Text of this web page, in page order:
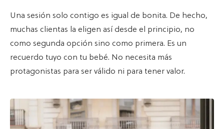
Una sesión solo contigo es igual de bonita. De hecho,
muchas clientas la eligen así desde el principio, no
como segunda opción sino como primera. Es un
recuerdo tuyo con tu bebé. No necesita más
protagonistas para ser válido ni para tener valor.